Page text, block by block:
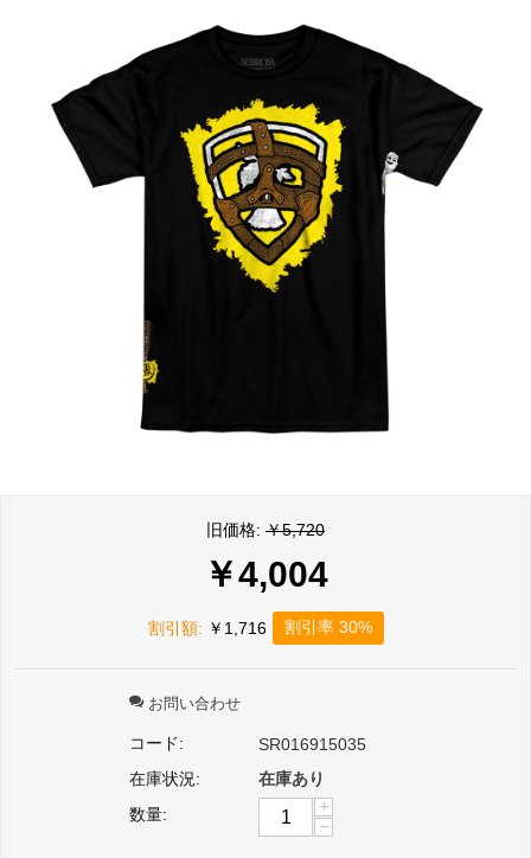
旧価格: ￥5,720
￥4,004
割引額: ￥ 1,716 割引率 30%
お問い合わせ
コード:
SR016915035
在庫状況:
在庫あり
数量:
+
−